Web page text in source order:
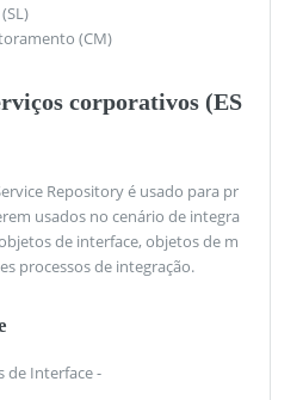
(CM)
corporativos (ES
Repository é usado para pr
usados ​​no cenário de integra
de interface, objetos de m
processos de integração.
de Interface -